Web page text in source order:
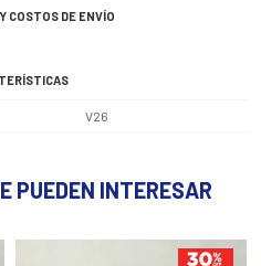
COSTOS DE ENVÍO
V26
PUEDEN INTERESAR